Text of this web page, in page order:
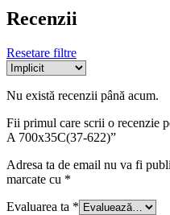
Recenzii
Resetare filtre
Nu există recenzii până acum.
Fii primul care scrii o recenzie
A 700x35C(37-622)”
Adresa ta de email nu va fi
marcate cu *
Evaluarea ta *